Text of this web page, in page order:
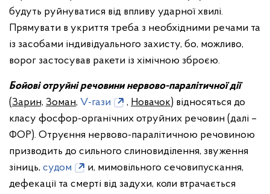
будуть руйнуватися від впливу ударної хвилі.
Прямувати в укриття треба з необхідними речами та
із засобами індивідуального захисту, бо, можливо,
ворог застосував ракети із хімічною зброєю.
Бойові отруйні речовини нервово-паралітичної дії
(Зарин, Зоман, V-гази , Новачок) відносяться до
класу фосфор-органічних отруйних речовин (далі –
ФОР). Отруєння нервово-паралітичною речовиною
призводить до сильного слиновиділення, звуження
зіниць, судом
и, мимовільного сечовипускання,
дефекації та смерті від задухи, коли втрачається